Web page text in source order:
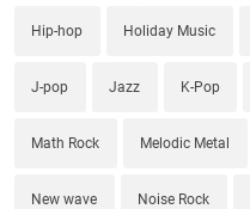
Hip-hop Holiday Music
J-pop Jazz K-Pop
Math Rock Melodic Metal
New wave Noise Rock